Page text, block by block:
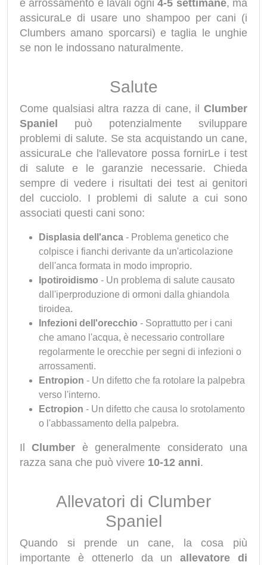
e arrossamento e lavali ogni4-5 settimane, ma
assicuraLe di usare uno shampoo per cani (i
Clumbers amano sporcarsi) e taglia le unghie
se non le indossano naturalmente.
Salute
Come qualsiasi altra razza di cane, il Clumber
Spaniel
può potenzialmente sviluppare
problemi di salute. Se sta acquistando un cane,
assicuraLe che l'allevatore possa fornirLe i test
di salute e le garanzie necessarie. Chieda
sempre di vedere i risultati dei test ai genitori
del cucciolo. I problemi di salute a cui sono
associati questi cani sono:
Displasia dell'anca - Problema genetico che
colpisce i fianchi derivante da un'articolazione
dell'anca formata in modo improprio.
Ipotiroidismo - Un problema di salute causato
dall'iperproduzione di ormoni dalla ghiandola
tiroidea.
Infezioni dell'orecchio - Soprattutto per i cani
che amano l'acqua, è necessario controllare
regolarmente le orecchie per segni di infezioni o
arrossamenti.
Entropion - Un difetto che fa rotolare la palpebra
verso l'interno.
Ectropion - Un difetto che causa lo srotolamento
o l'abbassamento della palpebra.
IlClumber è generalmente considerato una
razza sana che può vivere 10-12 anni.
Allevatori di Clumber
Spaniel
Quando si prende un cane, la cosa più
importante è ottenerlo da unallevatore di